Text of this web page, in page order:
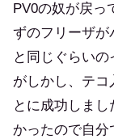
PV0の奴が戻っ
ずのフリーザが
と同じぐらいの
がしかし、テコ
とに成功しま
かったので自分